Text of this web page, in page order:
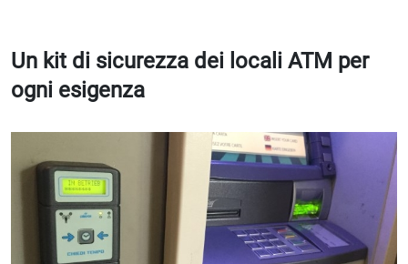
Un kit di sicurezza dei locali ATM per
ogni esigenza